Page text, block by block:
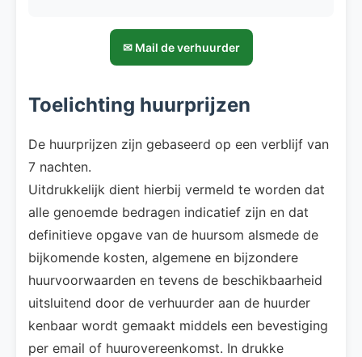
✉ Mail de verhuurder
Toelichting huurprijzen
De huurprijzen zijn gebaseerd op een verblijf van
7 nachten.
Uitdrukkelijk dient hierbij vermeld te worden dat
alle genoemde bedragen indicatief zijn en dat
definitieve opgave van de huursom alsmede de
bijkomende kosten, algemene en bijzondere
huurvoorwaarden en tevens de beschikbaarheid
uitsluitend door de verhuurder aan de huurder
kenbaar wordt gemaakt middels een bevestiging
per email of huurovereenkomst. In drukke